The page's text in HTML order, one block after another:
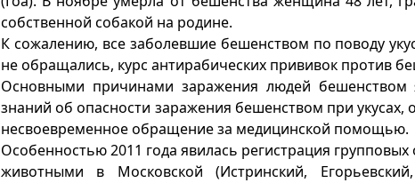
собственной собакой на родине.
К сожалению, все заболевшие бешенством по поводу
не обращались, курс антирабических прививок против
Основными причинами заражения людей бешенством
знаний об опасности заражения бешенством при
несвоевременное обращение за медицинской помощью.
Особенностью 2011 года явилась регистрация
животными в Московской (Истринский,